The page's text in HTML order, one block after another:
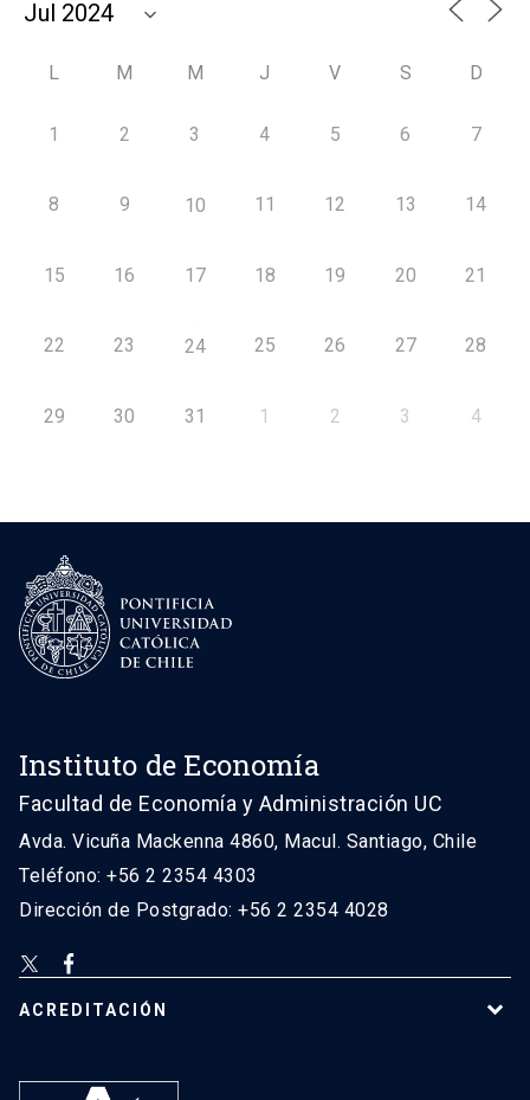
L M M J V S D
1 2 3 4 5 6 7
8 9 10 11 12 13 14
15 16 17 18 19 20 21
22 23 24 25 26 27 28
29 30 31 1 2 3 4
Instituto de Economía
Facultad de Economía y Administración UC
Avda. Vicuña Mackenna 4860, Macul. Santiago, Chile
Teléfono: +56 2 2354 4303
Dirección de Postgrado: +56 2 2354 4028
ACREDITACIÓN